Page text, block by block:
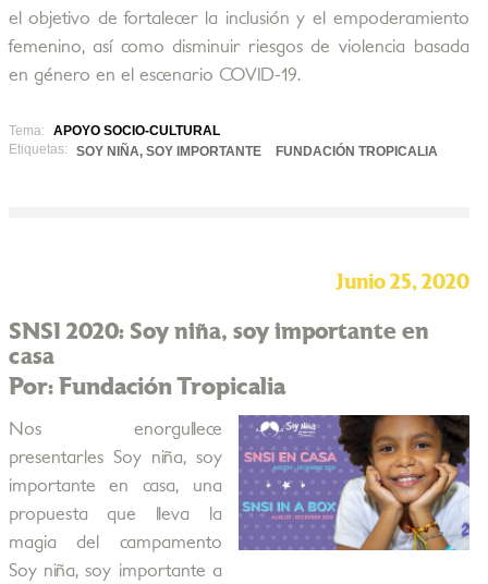
el objetivo de fortalecer la inclusión y el empoderamiento
femenino, así como disminuir riesgos de violencia basada
en género en el escenario COVID-19.
Tema:
APOYO SOCIO-CULTURAL
Etiquetas:
SOY NIÑA, SOY IMPORTANTE FUNDACIÓN TROPICALIA
Junio 25, 2020
SNSI 2020: Soy niña, soy importante en
casa
Por: Fundación Tropicalia
Nos enorgullece
presentarles Soy niña, soy
importante en casa, una
propuesta que lleva la
magia del campamento
Soy niña, soy importante a